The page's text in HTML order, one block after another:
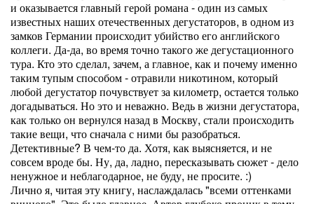
и оказывается главный герой романа - один из самых
известных наших отечественных дегустаторов, в одном из
замков Германии происходит убийство его английского
коллеги. Да-да, во время точно такого же дегустационного
тура. Кто это сделал, зачем, а главное, как и почему именно
таким тупым способом - отравили никотином, который
любой дегустатор почувствует за километр, остается только
догадываться. Но это и неважно. Ведь в жизни дегустатора,
как только он вернулся назад в Москву, стали происходить
такие вещи, что сначала с ними бы разобраться.
Детективные? В чем-то да. Хотя, как выясняется, и не
совсем вроде бы. Ну, да, ладно, пересказывать сюжет - дело
ненужное и неблагодарное, не буду, не просите. :)
Лично я, читая эту книгу, наслаждалась "всеми оттенками